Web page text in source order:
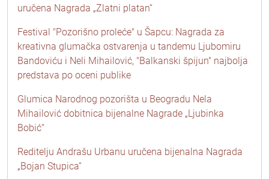
uručena Nagrada „Zlatni platan“
Festival "Pozorišno proleće" u Šapcu: Nagrada za
kreativna glumačka ostvarenja u tandemu Ljubomiru
Bandoviću i Neli Mihailović, "Balkanski špijun" najbolja
predstava po oceni publike
Glumica Narodnog pozorišta u Beogradu Nela
Mihailović dobitnica bijenalne Nagrade „Ljubinka
Bobić“
Reditelju Andrašu Urbanu uručena bijenalna Nagrada
„Bojan Stupica“